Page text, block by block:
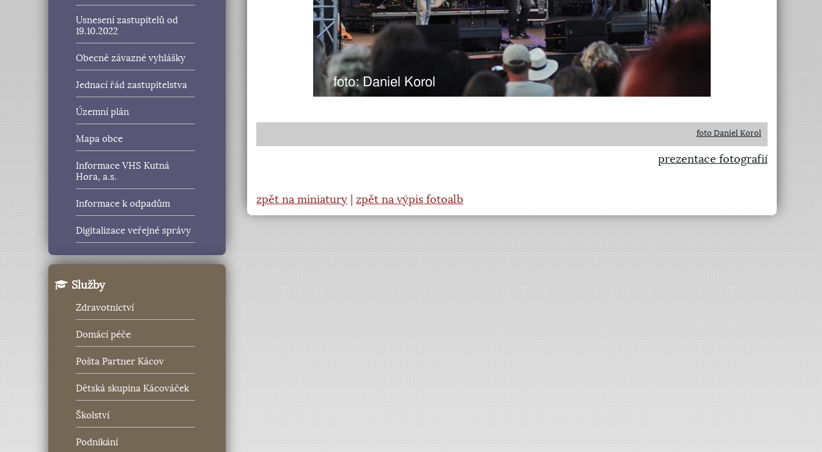
Usnesení zastupitelů od
19.10.2022
Obecně závazné vyhlášky
Jednací řád zastupitelstva
Územní plán
Mapa obce
Informace VHS Kutná
Hora, a.s.
Informace k odpadům
Digitalizace veřejné správy
Služby
Zdravotnictví
Domácí péče
Pošta Partner Kácov
Dětská skupina Kácováček
Školství
Podnikání
foto Daniel Korol
prezentace fotografií
zpět na miniatury |zpět na výpis fotoalb